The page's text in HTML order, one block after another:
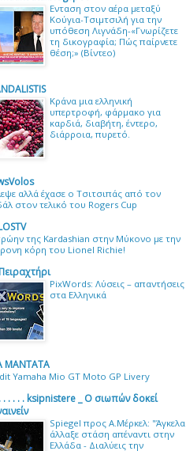
Ενταση στον αέρα μεταξύ
Κούγια-Τσιμτσιλή για την
υπόθεση Λιγνάδη-«Γνωρίζετε
τη δικογραφία; Πώς παίρνετε
θέση;» (Βίντεο)
Κράνα μια ελληνική
υπερτροφή, φάρμακο για
καρδιά, διαβήτη, έντερο,
διάρροια, πυρετό.
αλλά έχασε ο Τσιτσιπάς από τον
στον τελικό του Rogers Cup
της Kardashian στην Μύκονο με την
κόρη του Lionel Richie!
PixWords: Λύσεις – απαντήσεις
στα Ελληνικά
MANTATA
Yamaha Mio GT Moto GP Livery
. . . . . ksipnistere _ Ο σιωπών δοκεί
Spiegel προς Α.Μέρκελ: "Άγκελα
άλλαξε στάση απέναντι στην
Ελλάδα - Διαλύεις την